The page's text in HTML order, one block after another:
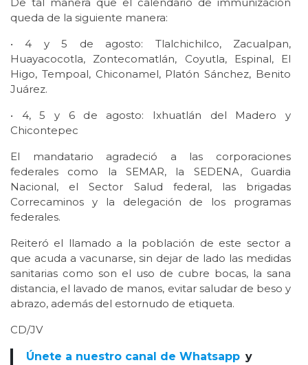
queda de la siguiente manera:
• 4 y 5 de agosto: Tlalchichilco, Zacualpan,
Huayacocotla, Zontecomatlán, Coyutla, Espinal, El
Higo, Tempoal, Chiconamel, Platón Sánchez, Benito
Juárez.
• 4, 5 y 6 de agosto: Ixhuatlán del Madero y
Chicontepec
El mandatario agradeció a las corporaciones
federales como la SEMAR, la SEDENA, Guardia
Nacional, el Sector Salud federal, las brigadas
Correcaminos y la delegación de los programas
federales.
Reiteró el llamado a la población de este sector a
que acuda a vacunarse, sin dejar de lado las medidas
sanitarias como son el uso de cubre bocas, la sana
distancia, el lavado de manos, evitar saludar de beso y
abrazo, además del estornudo de etiqueta.
CD/JV
Únete a nuestro canal de Whatsapp y